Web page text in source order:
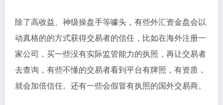
除了高收益、神级操盘手等噱头，有些外汇资金盘会以
动真格的的方式获得交易者的信任，比如在海外注册一
家公司，买一些没有实际监管能力的执照，再让交易者
去查询，有些不懂的交易者看到平台有牌照，有资质，
就会加倍信任。还有一些会假冒有执照的国外交易商。